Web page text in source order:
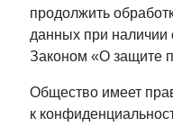
продолжить
данных при наличии
Законом «О защите
Общество имеет
к